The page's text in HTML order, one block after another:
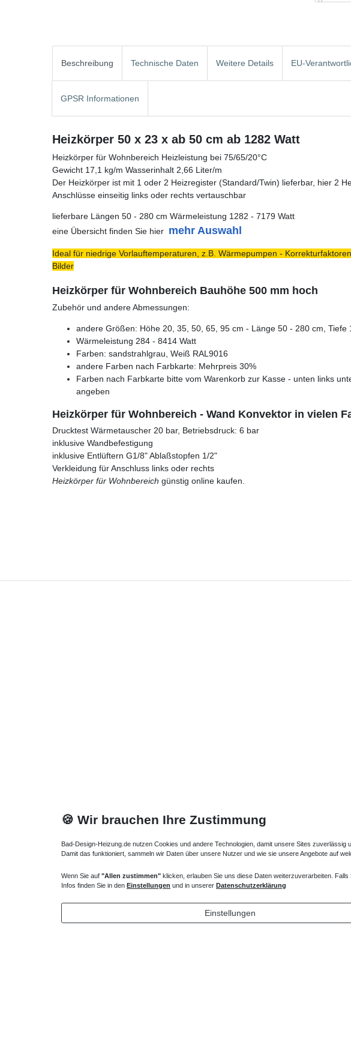
Beschreibung Technische Daten Weitere Details EU-
GPSR Informationen
Heizkörper 50 x 23 x ab 50 cm ab 1282 Watt
Heizkörper für Wohnbereich Heizleistung bei 75/65/20°C
Gewicht 17,1 kg/m Wasserinhalt 2,66 Liter/m
Der Heizkörper ist mit 1 oder 2 Heizregister (Standard/Twin) lieferbar, hier 2
Anschlüsse einseitig links oder rechts vertauschbar
lieferbare Längen 50 - 280 cm Wärmeleistung 1282 - 7179 Watt
eine Übersicht finden Sie hier mehr Auswahl
Ideal für niedrige Vorlauftemperaturen, z.B. Wärmepumpen -
Bilder
Heizkörper für Wohnbereich Bauhöhe 500 mm hoch
Zubehör und andere Abmessungen:
andere Größen: Höhe 20, 35, 50, 65, 95 cm - Länge 50 - 280 cm, Tiefe
Wärmeleistung 284 - 8414 Watt
Farben: sandstrahlgrau, Weiß RAL9016
andere Farben nach Farbkarte: Mehrpreis 30%
Farben nach Farbkarte bitte vom Warenkorb zur Kasse - unten links
angeben
Heizkörper für Wohnbereich - Wand Konvektor in vielen
Drucktest Wärmetauscher 20 bar, Betriebsdruck: 6 bar
inklusive Wandbefestigung
inklusive Entlüftern G1/8" Ablaßstopfen 1/2"
Verkleidung für Anschluss links oder rechts
Heizkörper für Wohnbereich günstig online kaufen.
Heizkörper Ventil
135,00 € *
Verlängertes Ventil für Heizkörper
72,32 € *
*inkl. ges. MwSt.
🍪 Wir brauchen Ihre Zustimmung
Bad-Design-Heizung.de nutzen Cookies und andere Technologien, damit unsere Sites
Damit das funktioniert, sammeln wir Daten über unsere Nutzer und wie sie unsere Angebote auf
Wenn Sie auf "Allen zustimmen" klicken, erlauben Sie uns diese Daten weiterzuverarbeiten. Falls
Infos finden Sie in den Einstellungen und in unserer Datenschutzerklärung
Einstellungen